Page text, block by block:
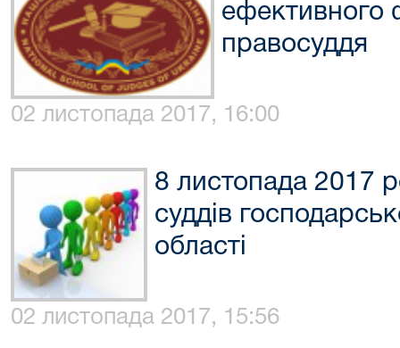
ефективного
правосуддя
02 листопада 2017, 16:00
8 листопада 2017
суддів
області
02 листопада 2017, 15:56